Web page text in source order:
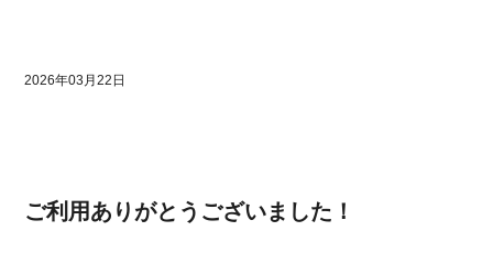
2026年03月22日
ご利用ありがとうございました！